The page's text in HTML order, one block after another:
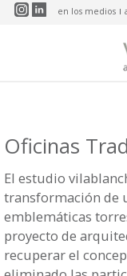
Pasar al contenido
en los medios
Oficinas
El estudio
transformación de
emblemáticas
proyecto de
recuperar el